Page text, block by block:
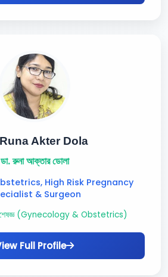
Akter Dola
ডা. রুনা আক্তার ডোলা
High Risk Pregnancy
& Surgeon
বিশেষজ্ঞ (Gynecology & Obstetrics)
Full Profile